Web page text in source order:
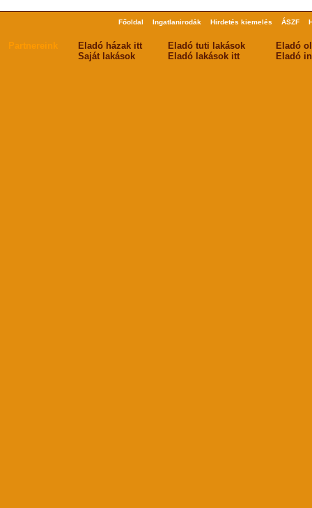
Főoldal Ingatlanirodák Hirdetés kiemelés ÁSZF
Partnereink Eladó házak itt Eladó tuti lakások
Eladó
Saját lakások
Eladó lakások itt Eladó